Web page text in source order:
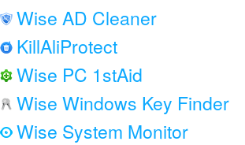
Wise AD Cleaner
KillAliProtect
Wise PC 1stAid
Wise Windows Key Finder
Wise System Monitor